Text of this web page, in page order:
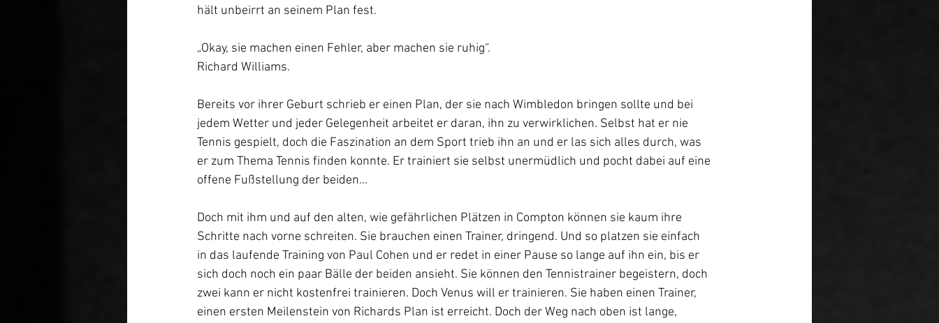
hält unbeirrt an seinem Plan fest.
„Okay, sie machen einen Fehler, aber machen sie ruhig“.
Richard Williams.
Bereits vor ihrer Geburt schrieb er einen Plan, der sie nach Wimbledon bringen sollte und bei
jedem Wetter und jeder Gelegenheit arbeitet er daran, ihn zu verwirklichen. Selbst hat er nie
Tennis gespielt, doch die Faszination an dem Sport trieb ihn an und er las sich alles durch, was
er zum Thema Tennis finden konnte. Er trainiert sie selbst unermüdlich und pocht dabei auf eine
offene Fußstellung der beiden...
Doch mit ihm und auf den alten, wie gefährlichen Plätzen in Compton können sie kaum ihre
Schritte nach vorne schreiten. Sie brauchen einen Trainer, dringend. Und so platzen sie einfach
in das laufende Training von Paul Cohen und er redet in einer Pause so lange auf ihn ein, bis er
sich doch noch ein paar Bälle der beiden ansieht. Sie können den Tennistrainer begeistern, doch
zwei kann er nicht kostenfrei trainieren. Doch Venus will er trainieren. Sie haben einen Trainer,
einen ersten Meilenstein von Richards Plan ist erreicht. Doch der Weg nach oben ist lange,